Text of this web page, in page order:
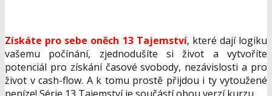
Získáte pro sebe oněch 13 Tajemství, které dají logiku
vašemu počínání, zjednodušíte si život a vytvoříte
potenciál pro získání časové svobody, nezávislosti a pro
život v cash-flow. A k tomu prostě přijdou i ty vytoužené